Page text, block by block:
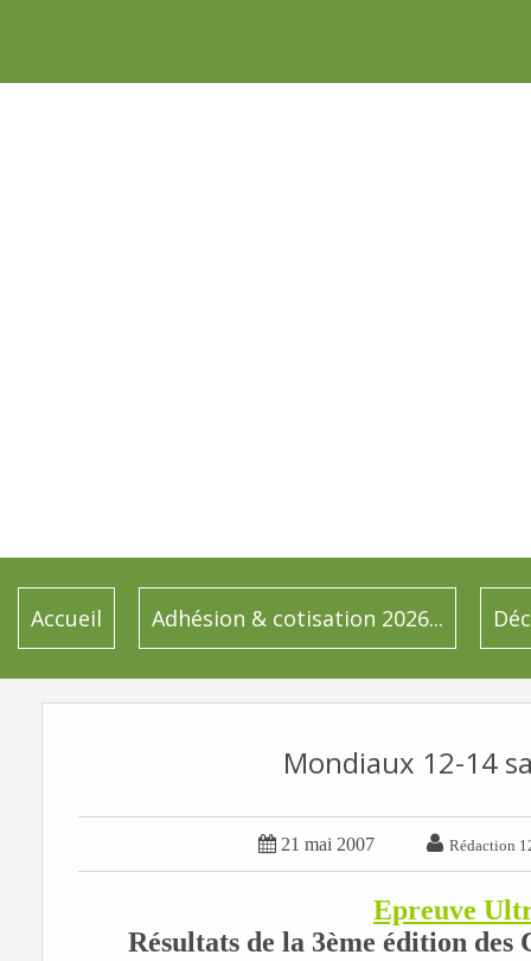
Accueil Adhésion & cotisation 2026...
Mondiaux 12-14
 21 mai 2007  Rédaction
Epreuve
Résultats de la 3ème édition